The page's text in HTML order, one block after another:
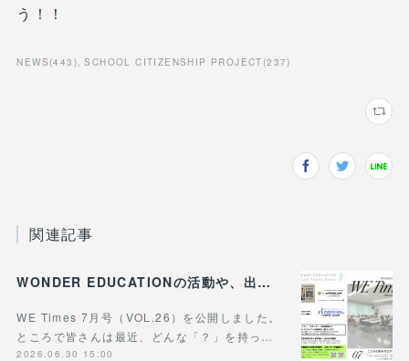
う！！
NEWS (443 ) SCHOOL CITIZENSHIP PROJECT (237)
関連記事
WONDER EDUCATIONの活動や、出張講座・講演のご案内をまとめた 『WE Times #26』を公開しました！
WE Times 7月号（VOL.26）を公開しました。
ところで皆さんは最近、どんな「？」を持っ…
2026.06.30 15:00